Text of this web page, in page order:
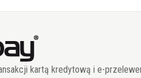
kartą kredytową i e-